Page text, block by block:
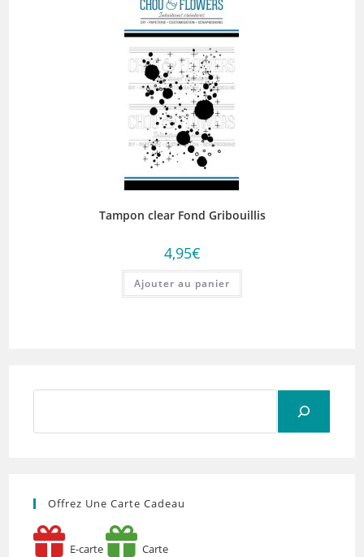
Tampon clear Fond Gribouillis
4,95€
Ajouter au panier
Offrez Une Carte Cadeau
E-carte Carte